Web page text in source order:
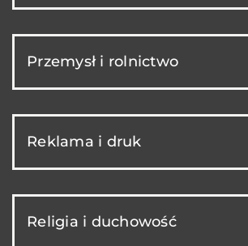
Przemysł i rolnictwo
Reklama i druk
Religia i duchowość